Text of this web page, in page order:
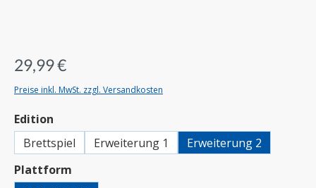
29,99 €
Preise inkl. MwSt. zzgl. Versandkosten
Edition
Brettspiel
Erweiterung 1
Erweiterung 2
Plattform